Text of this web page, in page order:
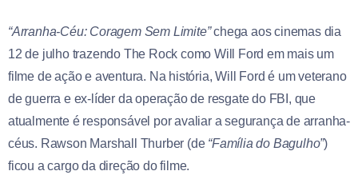
“Arranha-Céu: Coragem Sem Limite”chega aos cinemas dia
12 de julho trazendo The Rock como Will Ford em mais um
filme de ação e aventura. Na história, Will Ford é um veterano
de guerra e ex-líder da operação de resgate do FBI, que
atualmente é responsável por avaliar a segurança de arranha-
céus. Rawson Marshall Thurber (de “Família do Bagulho”)
ficou a cargo da direção do filme.